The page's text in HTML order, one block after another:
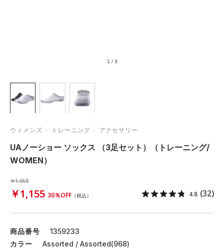
1 / 3
ウィメンズ トレーニング アクセサリー
UAノーショー ソックス （3足セット）（トレーニング/
WOMEN）
￥1,650
￥1,155 30％OFF （税込） 4.8 (32)
商品番号
1359233
カラー
Assorted / Assorted(968)